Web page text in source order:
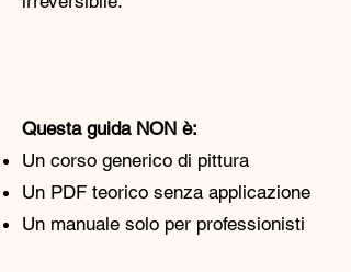
Questa guida NON è:
Un corso generico di pittura
Un PDF teorico senza applicazione
Un manuale solo per professionisti